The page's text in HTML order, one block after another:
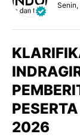
Senin,
2026